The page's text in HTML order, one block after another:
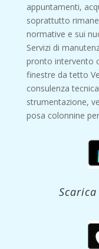
appuntamenti,
soprattutto
normative e sui
Servizi di
pronto intervento
finestre da tetto
consulenza
strumentazione,
posa colonnine